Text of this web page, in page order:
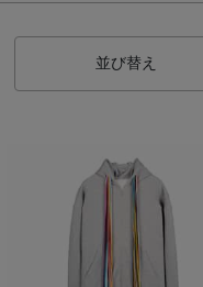
並び替え